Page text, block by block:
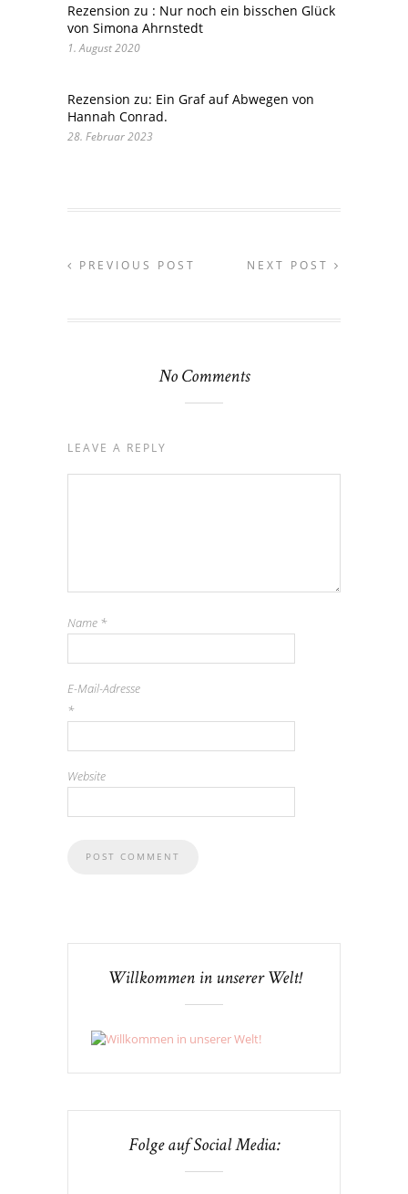
Rezension zu : Nur noch ein bisschen Glück
von Simona Ahrnstedt
1. August 2020
Rezension zu: Ein Graf auf Abwegen von
Hannah Conrad.
28. Februar 2023
PREVIOUS POST NEXT POST
No Comments
LEAVE A REPLY
Name *
E-Mail-Adresse
*
Website
Willkommen in unserer Welt!
Folge auf Social Media: